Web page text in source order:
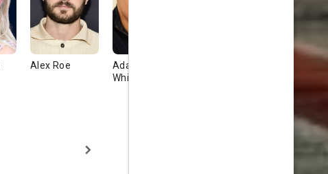
Alex Roe
Adam Lazarre-
White